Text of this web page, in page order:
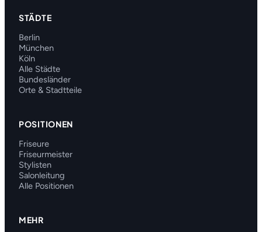
STÄDTE
Berlin
München
Köln
Alle Städte
Bundesländer
Orte & Stadtteile
POSITIONEN
Friseure
Friseurmeister
Stylisten
Salonleitung
Alle Positionen
MEHR